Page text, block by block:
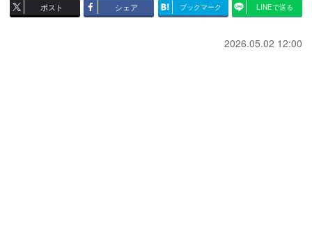
ポスト シェア ブックマーク LINEで送る
2026.05.02 12:00